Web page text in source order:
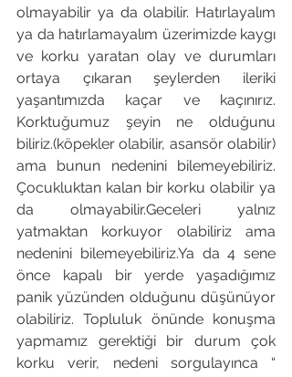
olmayabilir ya da olabilir. Hatırlayalım
ya da hatırlamayalım üzerimizde kaygı
ve korku yaratan olay ve durumları
ortaya çıkaran şeylerden ileriki
yaşantımızda kaçar ve kaçınırız.
Korktuğumuz şeyin ne olduğunu
biliriz.(köpekler olabilir, asansör olabilir)
ama bunun nedenini bilemeyebiliriz.
Çocukluktan kalan bir korku olabilir ya
da olmayabilir.Geceleri yalnız
yatmaktan korkuyor olabiliriz ama
nedenini bilemeyebiliriz.Ya da 4 sene
önce kapalı bir yerde yaşadığımız
panik yüzünden olduğunu düşünüyor
olabiliriz. Topluluk önünde konuşma
yapmamız gerektiği bir durum çok
korku verir, nedeni sorgulayınca “